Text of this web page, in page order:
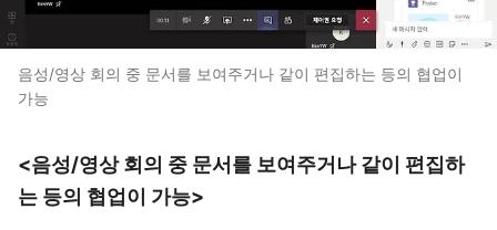
음성/영상 회의 중 문서를 보여주거나 같이 편집하는 등의 협업이
가능
<음성/영상 회의 중 문서를 보여주거나 같이 편집하
는 등의 협업이 가능>